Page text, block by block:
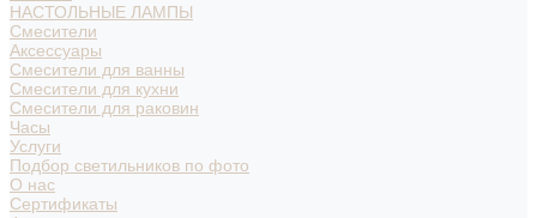
НАСТОЛЬНЫЕ ЛАМПЫ
Смесители
Аксессуары
Смесители для ванны
Смесители для кухни
Смесители для раковин
Часы
Услуги
Подбор светильников по фото
О нас
Сертификаты